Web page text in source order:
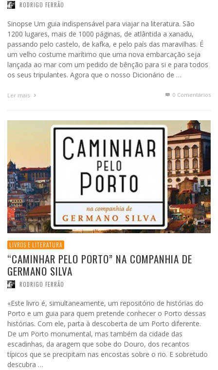
RODRIGO FERRÃO
Sinopse Um guia indispensável para viajar na literatura. São
1200 lugares, mais de 1000 páginas, de atlântida a xanadu,
passando pelo castelo, de kafka, e pelo país das maravilhas. É
um velho costume marítimo que uma nova embarcação seja
lançada ao mar com um pedido de bênção para si e para todos
os seus tripulantes. Agora que o nosso Dicionário de …
Ler mais 0 Comentários
LIVROS E LITERATURA
“CAMINHAR PELO PORTO” NA COMPANHIA DE
GERMANO SILVA
RODRIGO FERRÃO
«Este livro é, simultaneamente, um repositório de histórias do
Porto e um guia para quem pretende conhecer o Porto dessas
histórias. Com ele, parta à descoberta de um Porto diferente.
De um Porto monumental, mas também da cidade das
escadinhas, da aragem que sobe do Douro, dos recantos
típicos que se precipitam nas encostas sobre o rio. E sobretudo
descubra …